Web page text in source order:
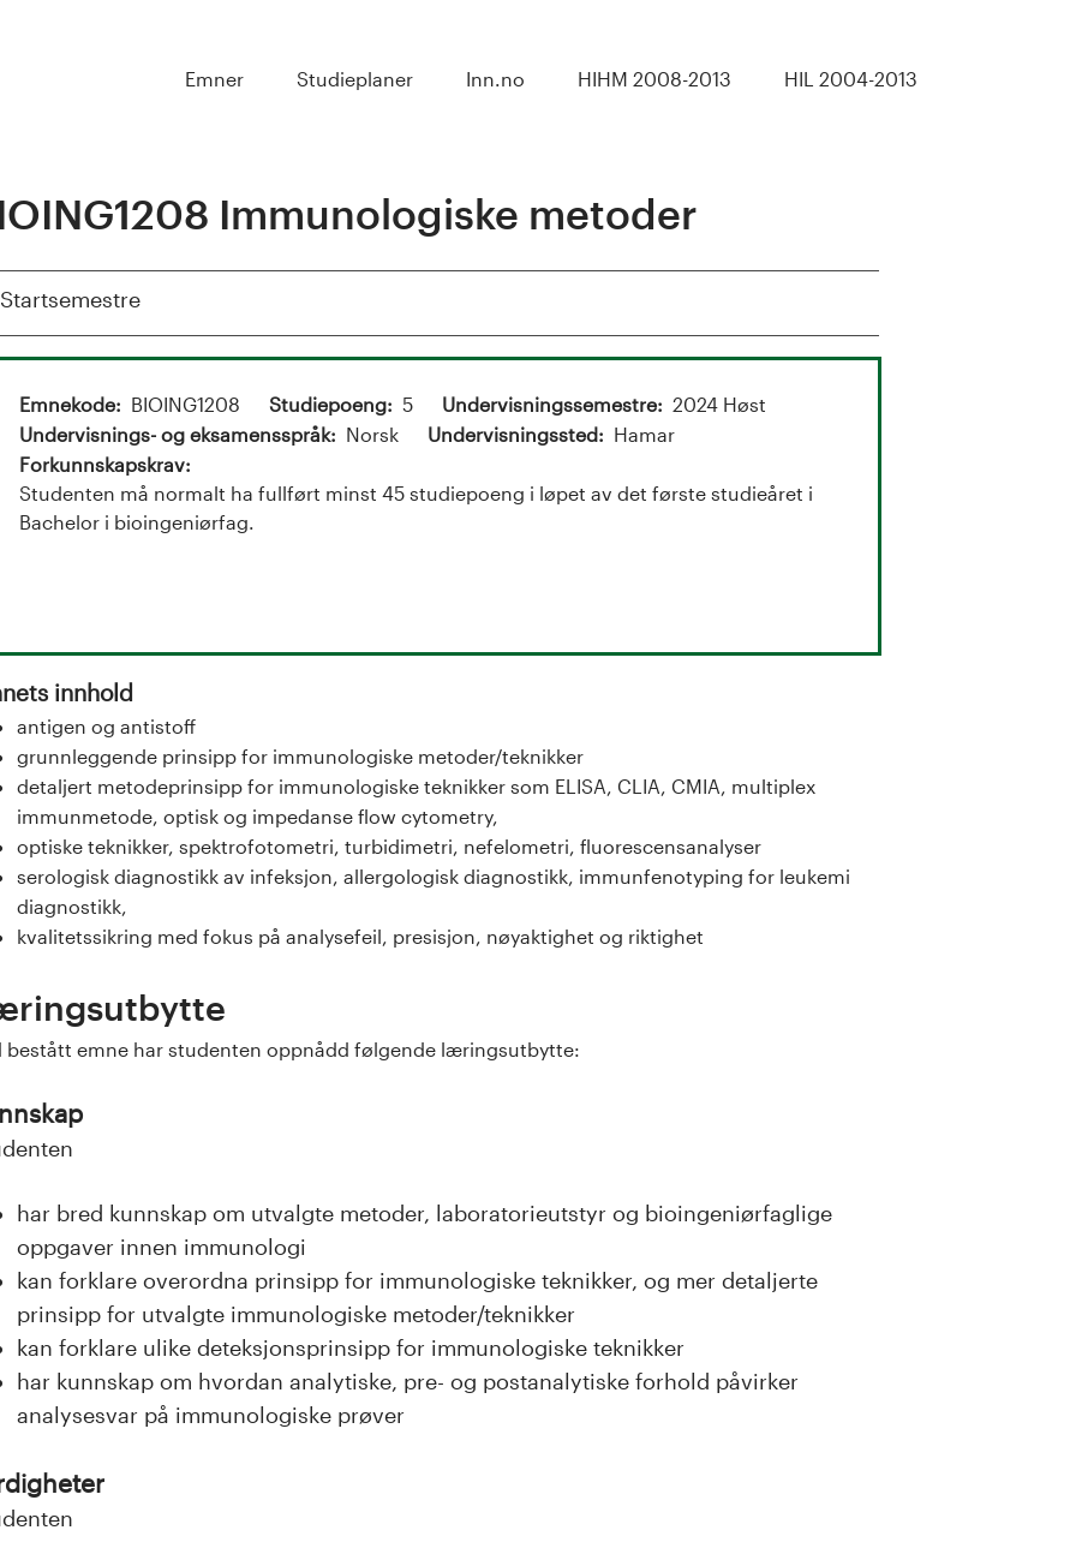
Emner Studieplaner Inn.no HIHM 2008-2013 HIL 2004-2013
Immunologiske metoder
Vis
Startsemestre
Emnekode BIOING1208 Studiepoeng 5 Undervisningssemestre
2024 Høst
Undervisnings- og eksamensspråk
Norsk Undervisningssted
Hamar
Forkunnskapskrav
Studenten må normalt ha fullført minst 45 studiepoeng i løpet av det første studieåret i
Bachelor i bioingeniørfag.
innhold
antigen og antistoff
grunnleggende prinsipp for immunologiske metoder/teknikker
detaljert metodeprinsipp for immunologiske teknikker som ELISA, CLIA, CMIA, multiplex
immunmetode, optisk og impedanse flow cytometry,
optiske teknikker, spektrofotometri, turbidimetri, nefelometri, fluorescensanalyser
serologisk diagnostikk av infeksjon, allergologisk diagnostikk, immunfenotyping for leukemi
diagnostikk,
kvalitetssikring med fokus på analysefeil, presisjon, nøyaktighet og riktighet
bestått emne har studenten oppnådd følgende læringsutbytte:
har bred kunnskap om utvalgte metoder, laboratorieutstyr og bioingeniørfaglige
oppgaver innen immunologi
kan forklare overordna prinsipp for immunologiske teknikker, og mer detaljerte
prinsipp for utvalgte immunologiske metoder/teknikker
kan forklare ulike deteksjonsprinsipp for immunologiske teknikker
har kunnskap om hvordan analytiske, pre- og postanalytiske forhold påvirker
analysesvar på immunologiske prøver